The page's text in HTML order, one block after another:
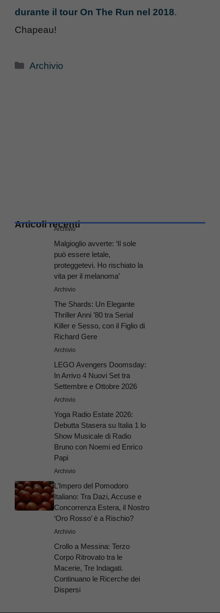
durante il tour On The Run nel 2018.
Chapeau!
Categorie
Archivio
Articoli recenti
Archivio
Malgioglio avverte: ‘Il sole
può essere letale,
proteggetevi. Ho rischiato la
vita per il melanoma’
Archivio
The Shards: Un Elegante
Thriller Anni ’80 tra Serial
Killer e Sesso, con il Figlio di
Richard Gere
Archivio
LEGO Avengers Doomsday:
In Arrivo 4 Nuovi Set tra
Settembre e Ottobre 2026
Archivio
Yoga Radio Estate 2026:
Debutta Stasera su Italia 1 lo
Show Musicale di Radio
Bruno con Noemi ed Enrico
Papi
Archivio
L’Impero del Pomodoro
Italiano: Tra Dazi, Accuse e
Concorrenza Estera, il Nostro
‘Oro Rosso’ è a Rischio?
Archivio
Crollo a Messina: Terzo
Corpo Ritrovato tra le
Macerie, Tre Indagati.
Continuano le Ricerche dei
Dispersi